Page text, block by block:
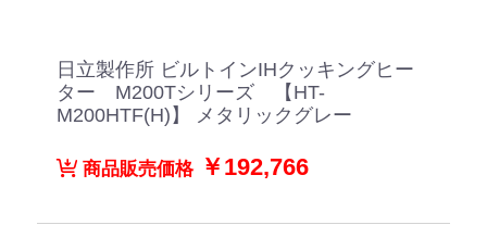
日立製作所 ビルトインIHクッキングヒー
ター M200Tシリーズ 【HT-
M200HTF(H)】 メタリックグレー
商品販売価格￥192,766